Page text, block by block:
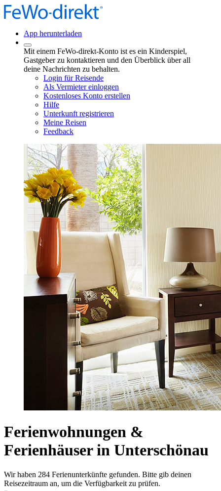
App herunterladen
Mit einem FeWo-direkt-Konto ist es ein Kinderspiel,
Gastgeber zu kontaktieren und den Überblick über all
deine Nachrichten zu behalten.
Login für Reisende
Als Vermieter einloggen
Kostenloses Konto erstellen
Hilfe
Unterkunft registrieren
Meine Reisen
Feedback
Ferienwohnungen &
Ferienhäuser in Unterschönau
Wir haben 284 Ferienunterkünfte gefunden. Bitte gib deinen
Reisezeitraum an, um die Verfügbarkeit zu prüfen.